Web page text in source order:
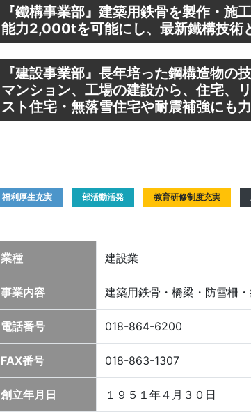
『鐵構事業部』建築用鉄骨を製作・
能力2,000tを可能にし、最新鐵構技術
『建設事業部』長年培った鋼構造物
マンション、工場の建設から、住宅、
スト住宅・無落雪住宅や耐震補強にも
福利厚生充実 部活動活発 教育研修制度充実
業種 建設業
事業内容 建築用鉄骨・橋梁・防雪柵
電話番号 018-864-6200
FAX番号 018-863-1307
創立年月日 １９５１年４月３０日